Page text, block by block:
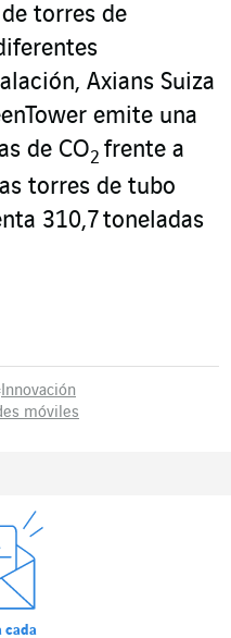
torres de
Axians Suiza
emite una
de CO2 frente a
torres de tubo
310,7 toneladas
Innovación
móviles
cada